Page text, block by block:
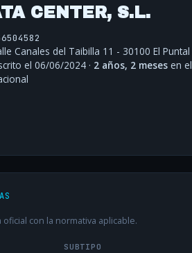
CENTER, S.L.
Canales del Taibilla 11 - 30100 El Puntal
el 06/06/2024 · 2 años, 2 meses en
con la normativa aplicable.
SUBTIPO